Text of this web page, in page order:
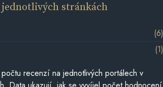
jednotlivých stránkách
(6)
(1)
recenzí na jednotlivých portálech v